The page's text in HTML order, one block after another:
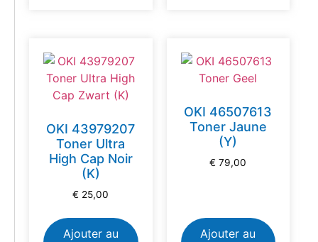
OKI 43979207
Toner Ultra
High Cap Noir
(K)
€ 25,00
Ajouter au
OKI 46507613
Toner Jaune
(Y)
€ 79,00
Ajouter au